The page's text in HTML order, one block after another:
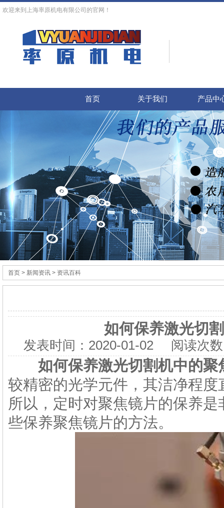
欢迎来到上海率原机电有限公司的官网！
首页 关于我们 产品中
首页 > 新闻资讯 > 资讯百科
如何保养激光切
发表时间： 2020-01-02 阅读次数
如何保养激光切割机中的聚
较精密的光学元件，其洁净程
所以，定时对聚焦镜片的保养
些保养聚焦镜片的方法。